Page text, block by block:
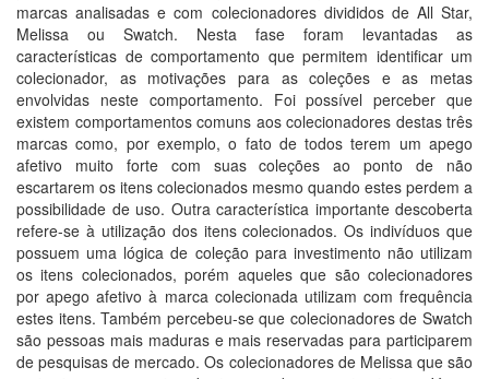
marcas analisadas e com colecionadores divididos de All Star,
Melissa ou Swatch. Nesta fase foram levantadas as
características de comportamento que permitem identificar um
colecionador, as motivações para as coleções e as metas
envolvidas neste comportamento. Foi possível perceber que
existem comportamentos comuns aos colecionadores destas três
marcas como, por exemplo, o fato de todos terem um apego
afetivo muito forte com suas coleções ao ponto de não
escartarem os itens colecionados mesmo quando estes perdem a
possibilidade de uso. Outra característica importante descoberta
refere-se à utilização dos itens colecionados. Os indivíduos que
possuem uma lógica de coleção para investimento não utilizam
os itens colecionados, porém aqueles que são colecionadores
por apego afetivo à marca colecionada utilizam com frequência
estes itens. Também percebeu-se que colecionadores de Swatch
são pessoas mais maduras e mais reservadas para participarem
de pesquisas de mercado. Os colecionadores de Melissa que são